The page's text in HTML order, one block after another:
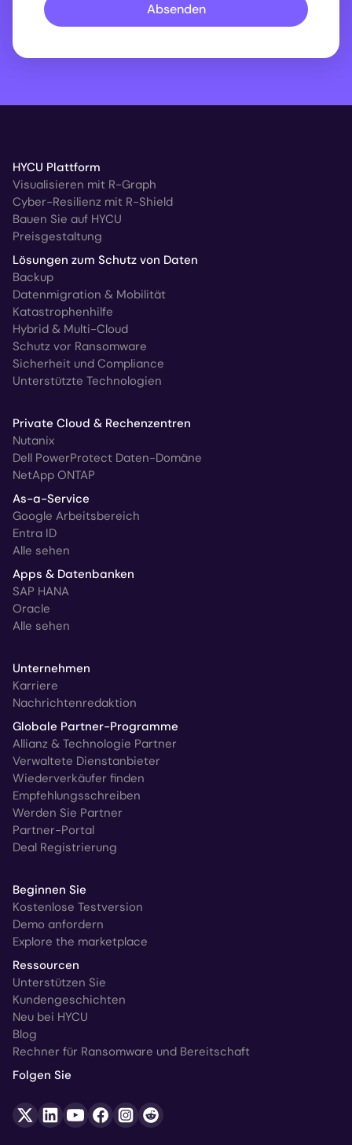
Absenden
HYCU Plattform
Visualisieren mit R-Graph
Cyber-Resilienz mit R-Shield
Bauen Sie auf HYCU
Preisgestaltung
Lösungen zum Schutz von Daten
Backup
Datenmigration & Mobilität
Katastrophenhilfe
Hybrid & Multi-Cloud
Schutz vor Ransomware
Sicherheit und Compliance
Unterstützte Technologien
Private Cloud & Rechenzentren
Nutanix
Dell PowerProtect Daten-Domäne
NetApp ONTAP
As-a-Service
Google Arbeitsbereich
Entra ID
Alle sehen
Apps & Datenbanken
SAP HANA
Oracle
Alle sehen
Unternehmen
Karriere
Nachrichtenredaktion
Globale Partner-Programme
Allianz & Technologie Partner
Verwaltete Dienstanbieter
Wiederverkäufer finden
Empfehlungsschreiben
Werden Sie Partner
Partner-Portal
Deal Registrierung
Beginnen Sie
Kostenlose Testversion
Demo anfordern
Explore the marketplace
Ressourcen
Unterstützen Sie
Kundengeschichten
Neu bei HYCU
Blog
Rechner für Ransomware und Bereitschaft
Folgen Sie